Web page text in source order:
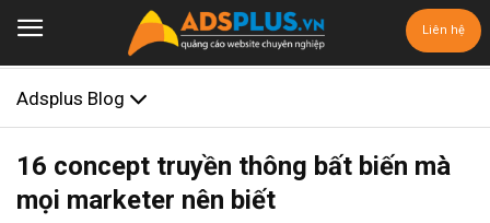
Liên hệ
Adsplus Blog
16 concept truyền thông bất biến mà
mọi marketer nên biết